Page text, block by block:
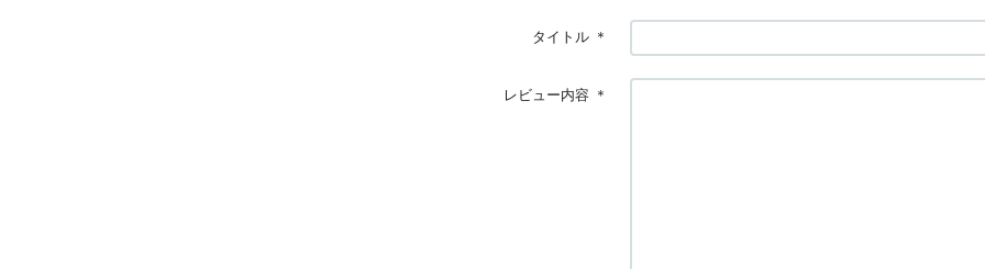
タイトル ＊
レビュー内容 ＊